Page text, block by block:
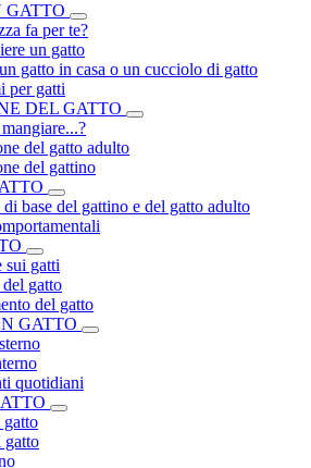
GATTO
fa per te?
un gatto
gatto in casa o un cucciolo di gatto
per gatti
DEL GATTO
del gatto adulto
del gattino
base del gattino e del gatto adulto
sui gatti
gatto
del gatto
GATTO
quotidiani
gatto